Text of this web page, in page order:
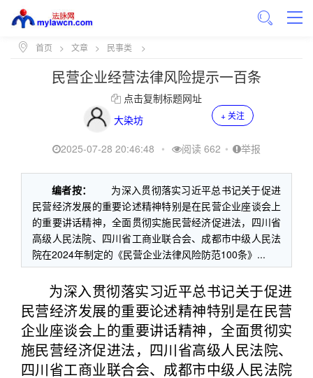
首页 > 文章 > 民事类 >
民营企业经营法律风险提示一百条
点击复制标题网址
大染坊
+ 关注
2025-07-28 20:46:48 • 阅读 662 • 举报
编者按：
为深入贯彻落实习近平总书记关于促进
民营经济发展的重要论述精神特别是在民营企业座谈会上
的重要讲话精神，全面贯彻实施民营经济促进法，四川省
高级人民法院、四川省工商业联合会、成都市中级人民法
院在2024年制定的《民营企业法律风险防范100条》...
为深入贯彻落实习近平总书记关于促进
民营经济发展的重要论述精神特别是在民营
企业座谈会上的重要讲话精神，全面贯彻实
施民营经济促进法，四川省高级人民法院、
四川省工商业联合会、成都市中级人民法院